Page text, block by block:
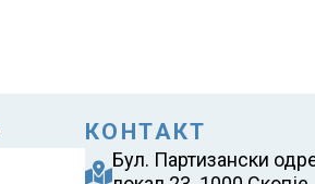
КОНТАКТ
Бул. Партизански